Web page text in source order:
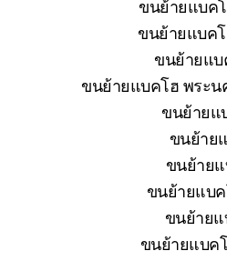
ขนย้ายแบค
ขนย้ายแบคโ
ขนย้ายแบ
ขนย้ายแบคโฮ พระน
ขนย้ายแ
ขนย้าย
ขนย้ายแ
ขนย้ายแบค
ขนย้ายแ
ขนย้ายแบค